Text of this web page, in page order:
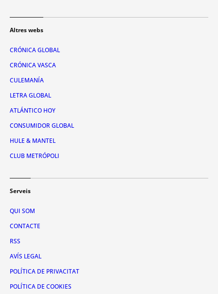
Altres webs
CRÓNICA GLOBAL
CRÓNICA VASCA
CULEMANÍA
LETRA GLOBAL
ATLÁNTICO HOY
CONSUMIDOR GLOBAL
HULE & MANTEL
CLUB METRÓPOLI
Serveis
QUI SOM
CONTACTE
RSS
AVÍS LEGAL
POLÍTICA DE PRIVACITAT
POLÍTICA DE COOKIES